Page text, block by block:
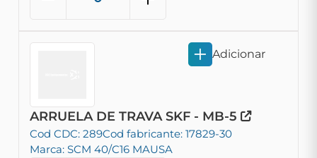
ARRUELA DE TRAVA SKF - MB-5
Cod CDC: 289Cod fabricante: 17829-30
Marca: SCM 40/C16 MAUSA
Adicionar